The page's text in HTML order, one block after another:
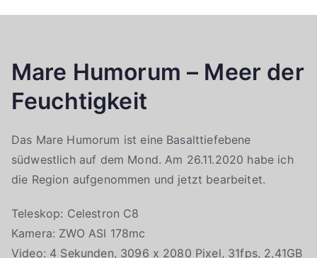
Mare Humorum – Meer der
Feuchtigkeit
Das Mare Humorum ist eine Basalttiefebene
südwestlich auf dem Mond. Am 26.11.2020 habe ich
die Region aufgenommen und jetzt bearbeitet.
Teleskop: Celestron C8
Kamera: ZWO ASI 178mc
Video: 4 Sekunden, 3096 x 2080 Pixel, 31fps, 2,41GB